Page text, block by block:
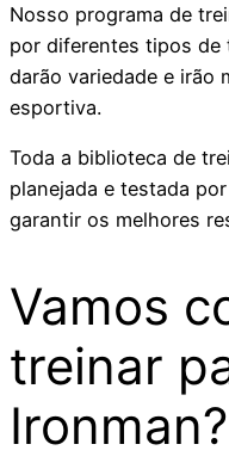
Nosso programa de
por diferentes tipos de
darão variedade e irão
esportiva.
Toda a biblioteca de
planejada e testada
garantir os melhores
Vamos
treinar
Ironman?